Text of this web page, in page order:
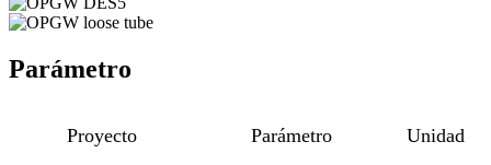
Parámetro
Proyecto Parámetro
Unidad